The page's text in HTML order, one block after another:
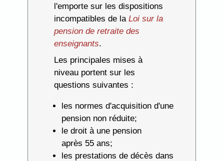
l'emporte sur les dispositions
incompatibles de laLoi sur la
pension de retraite des
enseignants.
Les principales mises à
niveau portent sur les
questions suivantes :
les normes d'acquisition d'une
pension non réduite;
le droit à une pension
après 55 ans;
les prestations de décès dans